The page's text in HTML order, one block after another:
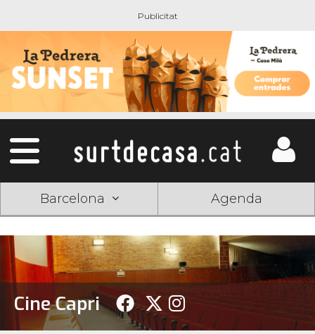
Barcelona Agenda
Cine Capri